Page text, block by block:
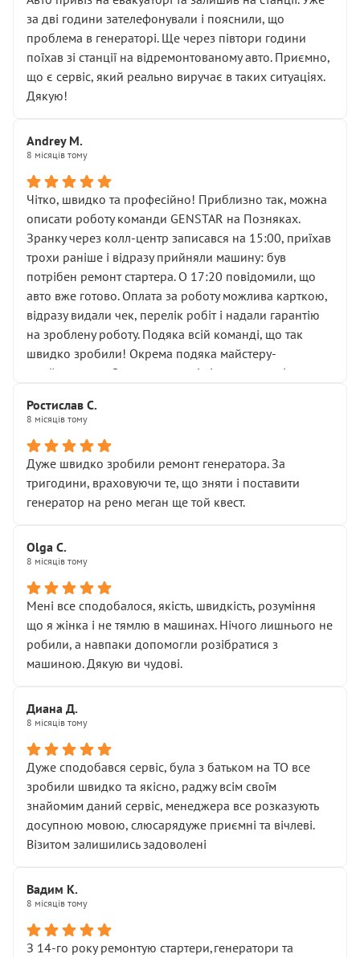
чіткого пояснення
( ну все зняли та доробили) дякую!
Окремий момент, який виглядає абсурдно:
мені заявили, що бачок гальмівної рідини потрібно
міняти разом із головним гальмівним циліндром у
Для людини, яка хоча б трохи розуміється на техніці,
це звучить як мінімум непрофесійно, а як максимум —
спроба продати дорогий вузол замість елементарних
ущільнювачів.
Що прикро — це не перший мій візит. Раніше міняв у
вас стартер, і тоді сервіс наче справив хороше
враження. Але згодом знайшов декілька гайок під
лобовим склом. Мені пояснили, що це “старі гайки, які
відкручували”, і попросили не хвилюватися. ( надіюсь
новий власник, не застяг в полі))
Але після нинішнього візиту такі дрібниці вже не
здаються дрібницями.
Я — клієнт, який працює на довірі, і саме її цей сервіс
Хотілося б більше:
• належної уваги до авто
• прозорості в роботах і рахунках
• реальної діагностики, а не формального
“подивились і поїхав”
На жаль, складається враження, що сервіс працює не
Стосовно комунікації - все добре
за дві години зателефонували і пояснили, що
проблема в генераторі. Ще через півтори години
поїхав зі станції на відремонтованому авто. Приємно,
що є сервіс, який реально виручає в таких ситуаціях.
Дякую!
Andrey M.
8 місяців тому
Чітко, швидко та професійно! Приблизно так, можна
описати роботу команди GENSTAR на Позняках.
Зранку через колл-центр записався на 15:00, приїхав
трохи раніше і відразу прийняли машину: був
потрібен ремонт стартера. О 17:20 повідомили, що
авто вже готово. Оплата за роботу можлива карткою,
відразу видали чек, перелік робіт і надали гарантію
на зроблену роботу. Подяка всій команді, що так
швидко зробили! Окрема подяка майстеру-
приймальнику Олександру: всі чітко та по суті.
звертатися до цього автосервісу.
Ростислав С.
8 місяців тому
Дуже швидко зробили ремонт генератора. За
тригодини, враховуючи те, що зняти і поставити
генератор на рено меган ще той квест.
Olga С.
8 місяців тому
Мені все сподобалося, якість, швидкість, розуміння
що я жінка і не тямлю в машинах. Нічого лишнього не
робили, а навпаки допомогли розібратися з
машиною. Дякую ви чудові.
Диана Д.
8 місяців тому
Дуже сподобався сервіс, була з батьком на ТО все
зробили швидко та якісно, раджу всім своїм
знайомим даний сервіс, менеджера все розказують
досупною мовою, слюсарядуже приємні та вічлеві.
Візитом залишились задоволені
Вадим К.
8 місяців тому
З 14-го року ремонтую стартери,генератори та